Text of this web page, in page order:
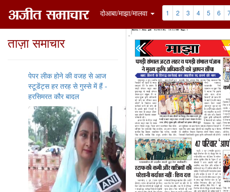
दोआबा/माझा/मालवा 1 2 3 4 5 6
ताज़ा समाचार
पेपर लीक होने की वजह से आज
स्टूडेंट्स हर तरह से गुस्से में हैं -
हरसिमरत कौर बादल